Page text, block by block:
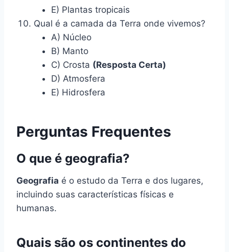
E) Plantas tropicais
Qual é a camada da Terra onde vivemos?
A) Núcleo
B) Manto
C) Crosta (Resposta Certa)
D) Atmosfera
E) Hidrosfera
Perguntas Frequentes
O que é geografia?
Geografia é o estudo da Terra e dos lugares,
incluindo suas características físicas e
humanas.
Quais são os continentes do